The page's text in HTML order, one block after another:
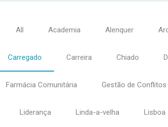
All Academia Alenquer
Carregado Carreira Chiado
Farmácia Comunitária Gestão de Conflitos
Liderança Linda-a-velha Lisboa